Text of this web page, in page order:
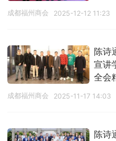
成都福州商会 2025-12-12 11:23
陈诗
宣讲
全会
成都福州商会 2025-11-17 14:03
陈诗